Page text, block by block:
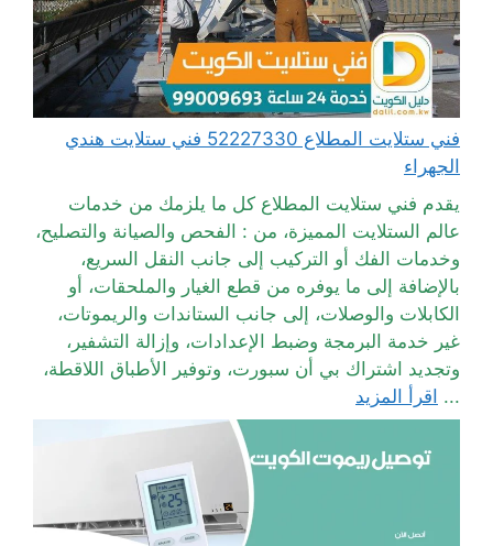
فني ستلايت المطلاع 52227330 فني ستلايت هندي
الجهراء
يقدم فني ستلايت المطلاع كل ما يلزمك من خدمات
عالم الستلايت المميزة، من : الفحص والصيانة والتصليح،
وخدمات الفك أو التركيب إلى جانب النقل السريع،
بالإضافة إلى ما يوفره من قطع الغيار والملحقات، أو
الكابلات والوصلات، إلى جانب الستاندات والريموتات،
غير خدمة البرمجة وضبط الإعدادات، وإزالة التشفير،
وتجديد اشتراك بي أن سبورت، وتوفير الأطباق اللاقطة،
... اقرأ المزيد